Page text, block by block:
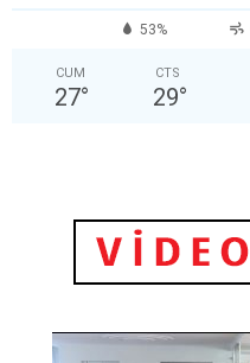
53%
CUM
27°
CTS
29°